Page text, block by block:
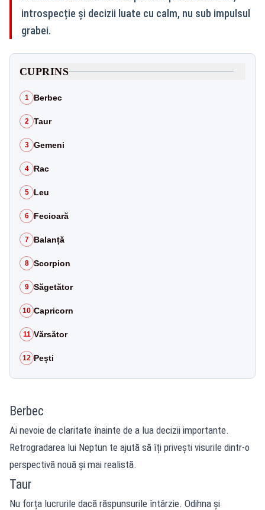
introspecție și decizii luate cu calm, nu sub impulsul
grabei.
CUPRINS
1 Berbec
2 Taur
3 Gemeni
4 Rac
5 Leu
6 Fecioară
7 Balanță
8 Scorpion
9 Săgetător
10 Capricorn
11 Vărsător
12 Pești
Berbec
Ai nevoie de claritate înainte de a lua decizii importante.
Retrogradarea lui Neptun te ajută să îți privești visurile dintr-o
perspectivă nouă și mai realistă.
Taur
Nu forța lucrurile dacă răspunsurile întârzie. Odihna și